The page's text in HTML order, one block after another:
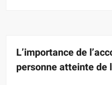
L’importance de
personne atteinte de